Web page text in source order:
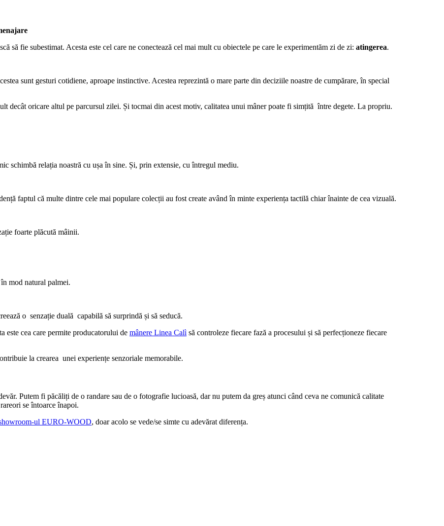
să fie subestimat. Acesta este cel care ne conectează cel mai mult cu obiectele pe care le experimentăm zi de zi: atingerea.
sunt gesturi cotidiene, aproape instinctive. Acestea reprezintă o mare parte din deciziile noastre de cumpărare, în special
decât oricare altul pe parcursul zilei. Și tocmai din acest motiv, calitatea unui mâner poate fi simțită între degete. La propriu.
schimbă relația noastră cu ușa în sine. Și, prin extensie, cu întregul mediu.
faptul că multe dintre cele mai populare colecții au fost create având în minte experiența tactilă chiar înainte de cea vizuală.
foarte plăcută mâinii.
mod natural palmei.
o senzație duală capabilă să surprindă și să seducă.
este cea care permite producatorului de mânere Linea Calì să controleze fiecare fază a procesului și să perfecționeze fiecare
la crearea unei experiențe senzoriale memorabile.
Putem fi păcăliți de o randare sau de o fotografie lucioasă, dar nu putem da greș atunci când ceva ne comunică calitate
se întoarce înapoi.
ul EURO-WOOD, doar acolo se vede/se simte cu adevărat diferența.